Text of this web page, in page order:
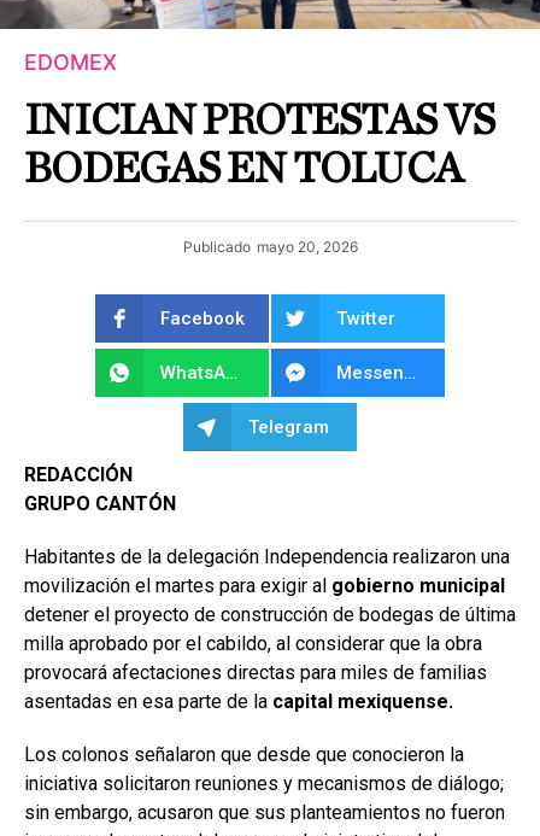
EDOMEX
INICIAN PROTESTAS VS
BODEGAS EN TOLUCA
Publicado mayo 20, 2026
Facebook Twitter
WhatsApp Messenger
Telegram
REDACCIÓN
GRUPO CANTÓN
Habitantes de la delegación Independencia realizaron una
movilización el martes para exigir al gobierno municipal
detener el proyecto de construcción de bodegas de última
milla aprobado por el cabildo, al considerar que la obra
provocará afectaciones directas para miles de familias
asentadas en esa parte de la capital mexiquense.
Los colonos señalaron que desde que conocieron la
iniciativa solicitaron reuniones y mecanismos de diálogo;
sin embargo, acusaron que sus planteamientos no fueron